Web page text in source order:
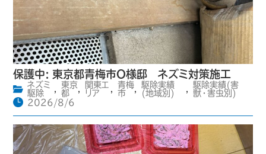
保護中: 東京都青梅市O様邸 ネズミ対策施工
ネズミ
駆除
,
東京
都
,
関東エ
リア
,
青梅
市
,
駆除実績
(地域別)
,
駆除実績(害
獣・害虫別)
2026/8/6